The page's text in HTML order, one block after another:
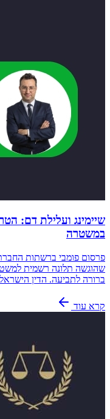
שיימינג ועלילת דם:
במשטרה
פרסום פומבי ברשתות
שהוגשה תלונה רשמית
ברורה לתביעה. הדין
קרא עוד